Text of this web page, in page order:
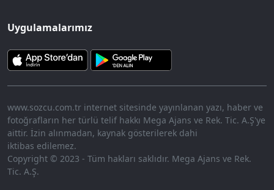
Uygulamalarımız
www.sozcu.com.tr internet sitesinde yayınlanan yazı, haber ve
fotoğrafların her türlü telif hakkı Mega Ajans ve Rek. Tic. A.Ş'ye
aittir. İzin alınmadan, kaynak gösterilerek dahi
iktibas edilemez.
Copyright © 2023 - Tüm hakları saklıdır. Mega Ajans ve Rek.
Tic. A.Ş.